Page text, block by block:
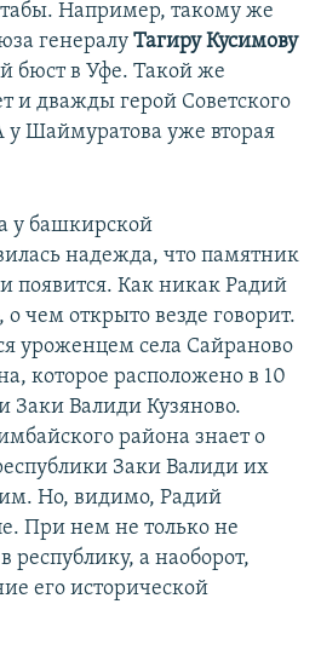
Например, такому же
генералу Тагиру Кусимову
бюст в Уфе. Такой же
и дважды герой Советского
у Шаймуратова уже вторая
у башкирской
надежда, что памятник
появится. Как никак Радий
чем открыто везде говорит.
уроженцем села Сайраново
которое расположено в 10
Заки Валиди Кузяново.
района знает о
Заки Валиди их
Но, видимо, Радий
При нем не только не
республику, а наоборот,
его исторической